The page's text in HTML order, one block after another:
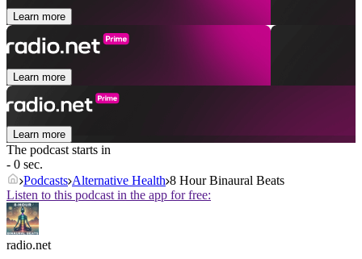
Learn more
Learn more
Learn more
The podcast starts in
- 0 sec.
Podcasts Alternative Health 8 Hour Binaural Beats
Listen to this podcast in the app for free:
radio.net